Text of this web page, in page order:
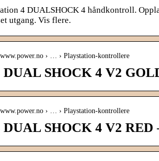
4 DUALSHOCK 4 håndkontroll.
utgang. Vis flere.
› … › Playstation-kontrollere
DUAL SHOCK 4 V2
› … › Playstation-kontrollere
DUAL SHOCK 4 V2 RED